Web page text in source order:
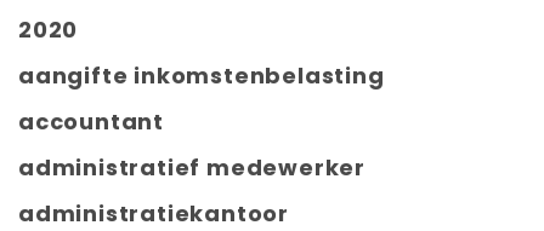
2020
aangifte inkomstenbelasting
accountant
administratief medewerker
administratiekantoor